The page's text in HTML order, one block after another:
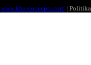
www.kha-concepts.com| Politika